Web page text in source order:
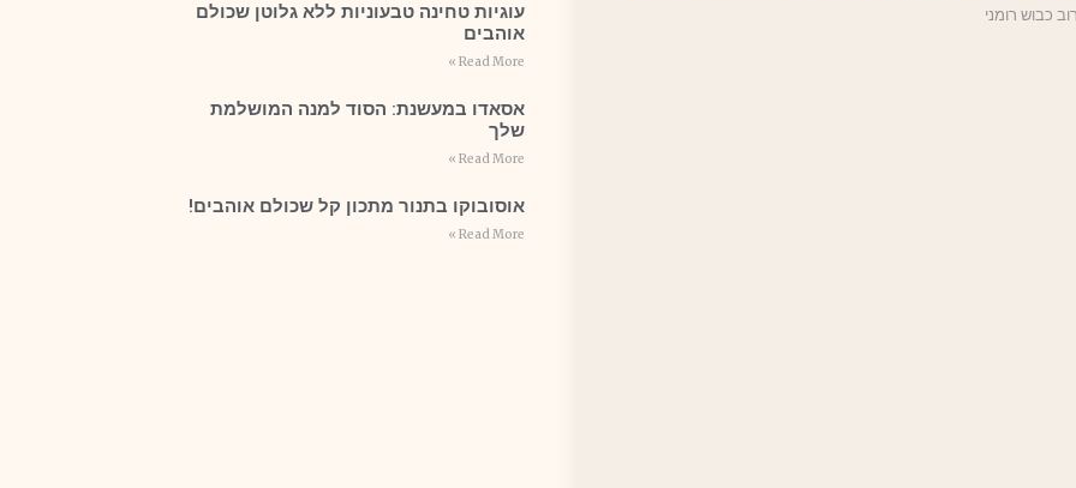
כבוש רומני
עוגיות טחינה טבעוניות ללא גלוטן שכולם
אוהבים
Read More »
אסאדו במעשנת: הסוד למנה המושלמת
שלך
Read More »
אוסובוקו בתנור מתכון קל שכולם אוהבים!
Read More »